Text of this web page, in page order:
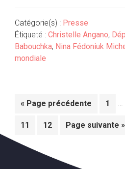
Catégorie(s) : Presse
Étiqueté : Christelle Angano,
Babouchka, Nina Fédoniuk
mondiale
« Aller
Page précédente
Aller
la
1 …
Aller
la
11
Aller
page
12
Aller
Page suivante »